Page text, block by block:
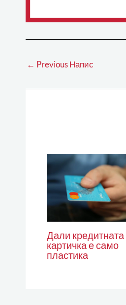
← Previous Напис
Дали кредитната
картичка е само
пластика